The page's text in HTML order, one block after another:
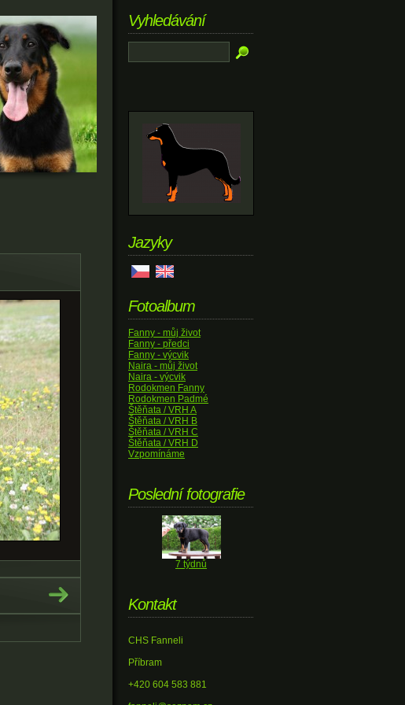
Vyhledávání
Jazyky
Fotoalbum
Fanny - můj život
Fanny - předci
Fanny - výcvik
Naira - můj život
Naira - výcvik
Rodokmen Fanny
Rodokmen Padmé
Štěňata / VRH A
Štěňata / VRH B
Štěňata / VRH C
Štěňata / VRH D
Vzpomínáme
Poslední fotografie
7 týdnů
Kontakt
CHS Fanneli
Příbram
+420 604 583 881